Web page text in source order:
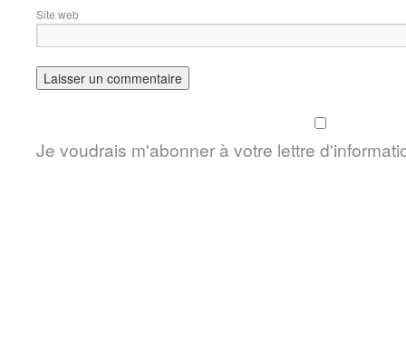
Site web
Je voudrais m'abonner à votre lettre